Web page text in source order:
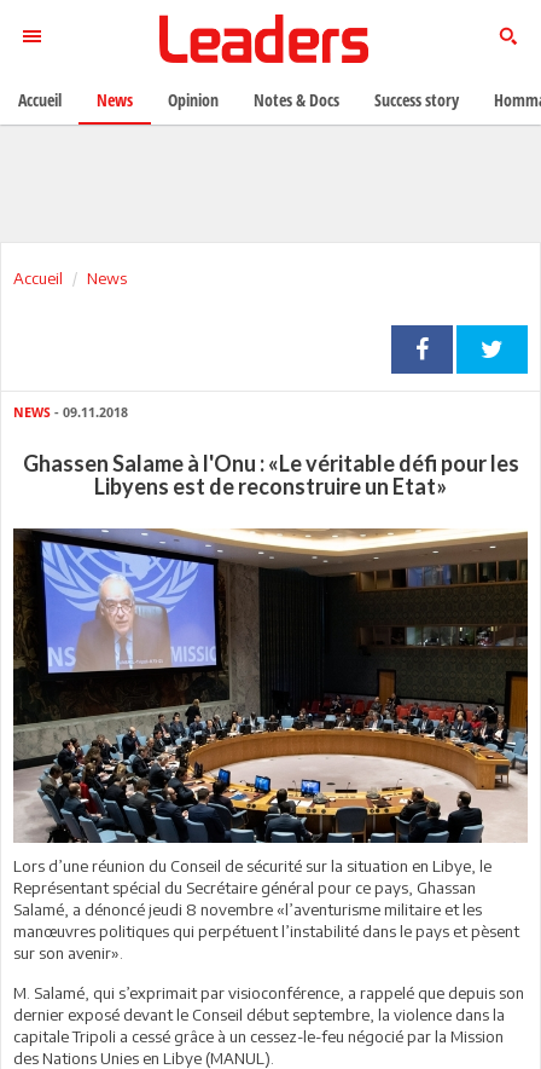
Accueil News
NEWS - 09.11.2018
Ghassen Salame à l'Onu : «Le véritable défi pour les
Libyens est de reconstruire un Etat»
Lors d’une réunion du Conseil de sécurité sur la situation en Libye, le
Représentant spécial du Secrétaire général pour ce pays, Ghassan
Salamé, a dénoncé jeudi 8 novembre «l’aventurisme militaire et les
manœuvres politiques qui perpétuent l’instabilité dans le pays et pèsent
sur son avenir».
M. Salamé, qui s’exprimait par visioconférence, a rappelé que depuis son
dernier exposé devant le Conseil début septembre, la violence dans la
capitale Tripoli a cessé grâce à un cessez-le-feu négocié par la Mission
des Nations Unies en Libye (MANUL).
Accueil News Opinion Notes & Docs Success story